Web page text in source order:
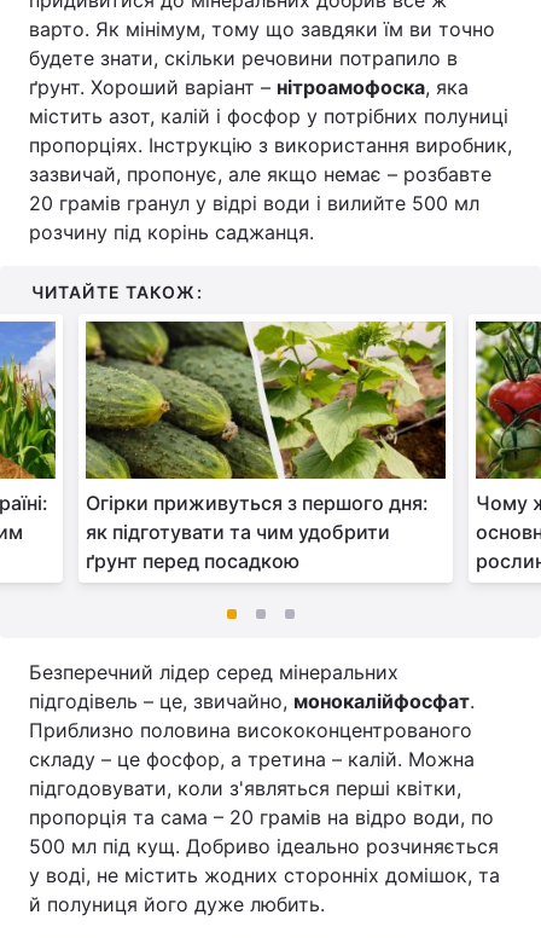
варто. Як мінімум, тому що завдяки їм ви точно
будете знати, скільки речовини потрапило в
ґрунт. Хороший варіант – нітроамофоска, яка
містить азот, калій і фосфор у потрібних полуниці
пропорціях. Інструкцію з використання виробник,
зазвичай, пропонує, але якщо немає – розбавте
20 грамів гранул у відрі води і вилийте 500 мл
розчину під корінь саджанця.
ЧИТАЙТЕ ТАКОЖ:
Огірки приживуться з першого дня:
як підготувати та чим удобрити
ґрунт перед посадкою
Чому
Безперечний лідер серед мінеральних
підгодівель – це, звичайно, монокалійфосфат.
Приблизно половина висококонцентрованого
складу – це фосфор, а третина – калій. Можна
підгодовувати, коли з'являться перші квітки,
пропорція та сама – 20 грамів на відро води, по
500 мл під кущ. Добриво ідеально розчиняється
у воді, не містить жодних сторонніх домішок, та
й полуниця його дуже любить.